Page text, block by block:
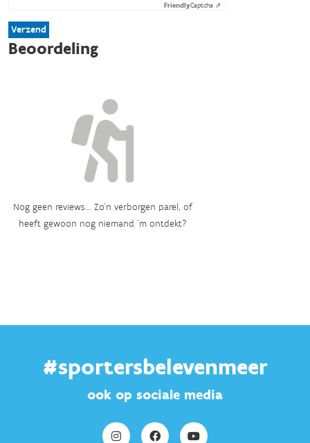
FriendlyCaptcha ⇗
Verzend
Beoordeling
Nog geen reviews... Zo’n verborgen parel, of
heeft gewoon nog niemand ‘m ontdekt?
#sportersbelevenmeer
ook op sociale media